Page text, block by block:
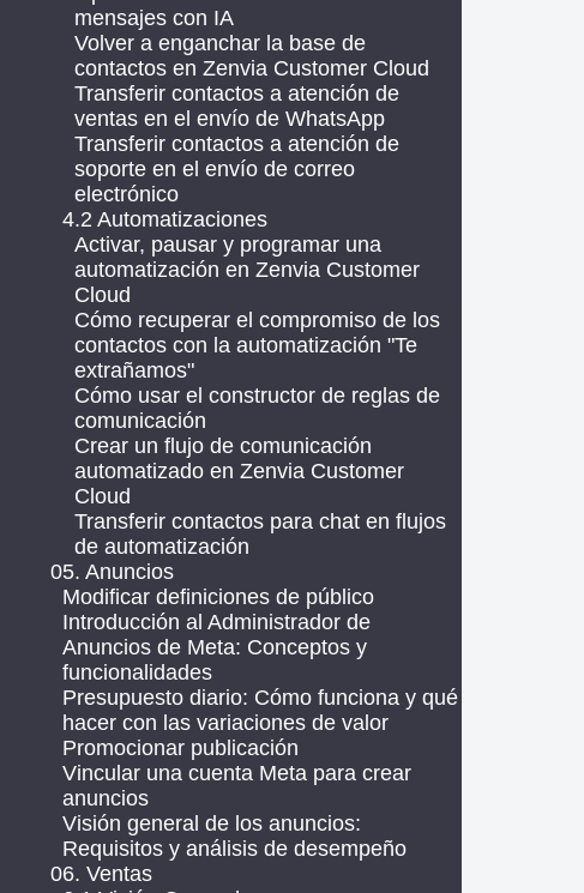
mensajes con IA
Volver a enganchar la base de
contactos en Zenvia Customer Cloud
Transferir contactos a atención de
ventas en el envío de WhatsApp
Transferir contactos a atención de
soporte en el envío de correo
electrónico
4.2 Automatizaciones
Activar, pausar y programar una
automatización en Zenvia Customer
Cloud
Cómo recuperar el compromiso de los
contactos con la automatización "Te
extrañamos"
Cómo usar el constructor de reglas de
comunicación
Crear un flujo de comunicación
automatizado en Zenvia Customer
Cloud
Transferir contactos para chat en flujos
de automatización
05. Anuncios
Modificar definiciones de público
Introducción al Administrador de
Anuncios de Meta: Conceptos y
funcionalidades
Presupuesto diario: Cómo funciona y qué
hacer con las variaciones de valor
Promocionar publicación
Vincular una cuenta Meta para crear
anuncios
Visión general de los anuncios:
Requisitos y análisis de desempeño
06. Ventas